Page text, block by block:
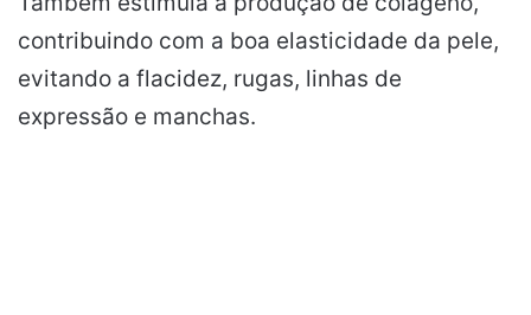
contribuindo com a boa elasticidade da pele,
evitando a flacidez, rugas, linhas de
expressão e manchas.